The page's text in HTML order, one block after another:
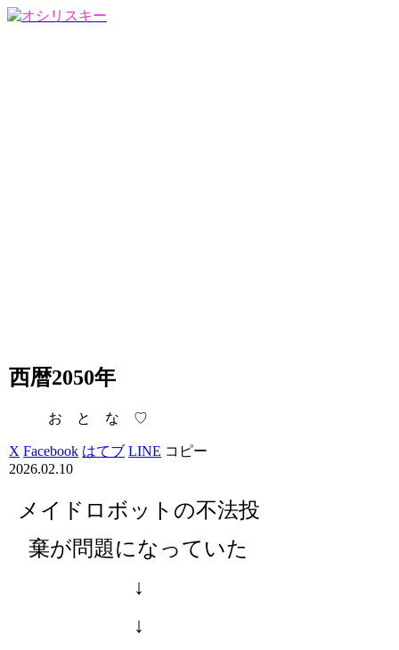
西暦2050年
お と な ♡
X Facebook はてブ LINE コピー
2026.02.10
メイドロボットの不法投
棄が問題になっていた
↓
↓